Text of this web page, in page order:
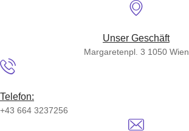
Unser Geschäft
Margaretenpl. 3 1050 Wien
Telefon:
+43 664 3237256